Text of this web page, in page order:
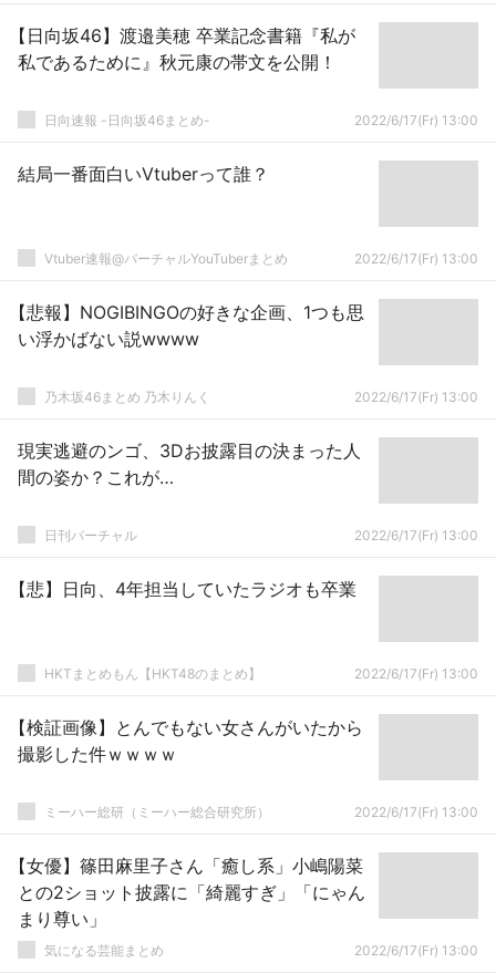
【日向坂46】渡邉美穂 卒業記念書籍『私が
私であるために』秋元康の帯文を公開！
日向速報 -日向坂46まとめ- 2022/6/17(Fr) 13:00
結局一番面白いVtuberって誰？
Vtuber速報@バーチャルYouTuberまとめ 2022/6/17(Fr) 13:00
【悲報】NOGIBINGOの好きな企画、1つも思
い浮かばない説wwww
乃木坂46まとめ 乃木りんく 2022/6/17(Fr) 13:00
現実逃避のンゴ、3Dお披露目の決まった人
間の姿か？これが…
日刊バーチャル 2022/6/17(Fr) 13:00
【悲】日向、4年担当していたラジオも卒業
HKTまとめもん【HKT48のまとめ】 2022/6/17(Fr) 13:00
【検証画像】とんでもない女さんがいたから
撮影した件ｗｗｗｗ
ミーハー総研（ミーハー総合研究所） 2022/6/17(Fr) 13:00
【女優】篠田麻里子さん「癒し系」小嶋陽菜
との2ショット披露に「綺麗すぎ」「にゃん
まり尊い」
気になる芸能まとめ 2022/6/17(Fr) 13:00